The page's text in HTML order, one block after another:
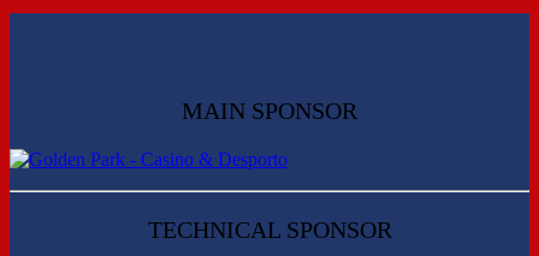
MAIN SPONSOR
TECHNICAL SPONSOR